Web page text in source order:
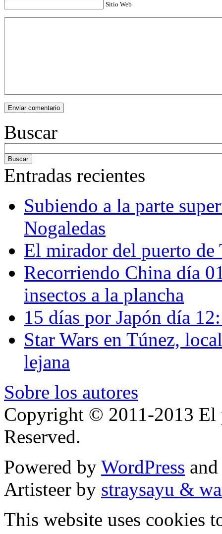
Sitio Web
Buscar
Entradas recientes
Subiendo a la parte
Nogaledas
El mirador del puerto de
Recorriendo China día
insectos a la plancha
15 días por Japón día
Star Wars en Túnez,
lejana
Sobre los autores
Copyright © 2011-2013 El
Reserved.
Powered by WordPress and
Artisteer by straysayu &
This website uses cookies